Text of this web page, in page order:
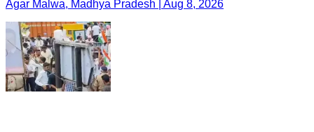
Agar Malwa, Madhya Pradesh | Aug 8, 2026